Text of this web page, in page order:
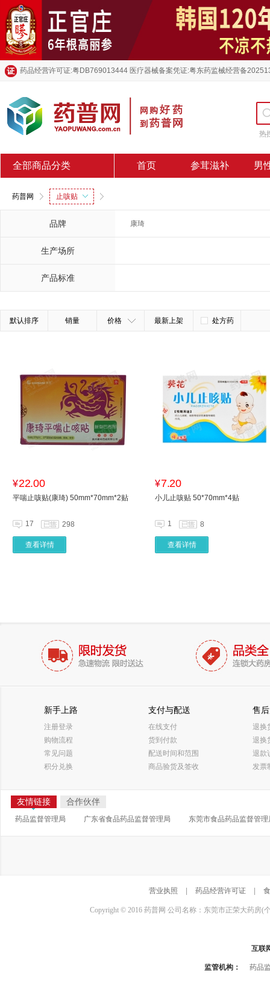
药品经营许可证:粤DB769013444 医疗器械备案凭证:粤东药监械经营备
热
全部商品分类 首页 参茸滋补 男
药普网 止咳贴
品牌 康琦
生产场所
产品标准
默认排序 销量 价格 最新上架 处方药
¥22.00
平喘止咳贴(康琦) 50mm*70mm*2贴
17 298
查看详情
¥7.20
小儿止咳贴 50*70mm*4贴
1 8
查看详情
新手上路
注册登录
购物流程
常见问题
积分兑换
支付与配送
在线支付
货到付款
配送时间和范围
商品验货及签收
售
退换
退换
退款
发票
友情链接 合作伙伴
药品监督管理局 广东省食品药品监督管理局 东莞市食品药品监督管理
营业执照 药品经营许可证
Copyright © 2016 药普网 公司名称：东莞市正荣大药房(
互联
监管机构： 药品